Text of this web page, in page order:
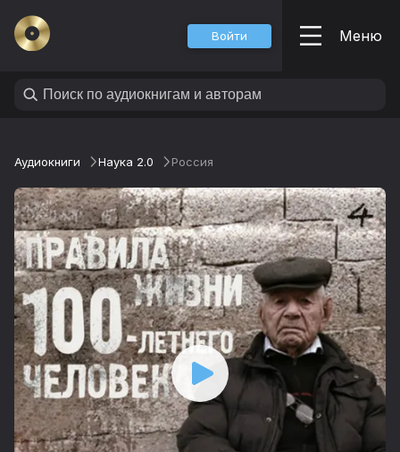
Войти Меню
Аудиокниги Наука 2.0 Россия